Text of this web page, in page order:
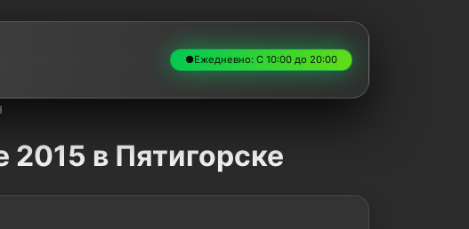
●Ежедневно: С 10:00 до 20:00
2015 в Пятигорске